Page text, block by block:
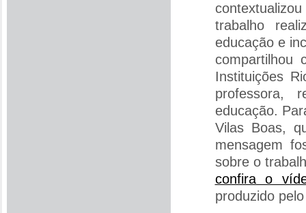
trabalho
educação e
compartilhou
Instituições
professora,
educação.
Vilas Boas,
mensagem
sobre o
confira o
produzido